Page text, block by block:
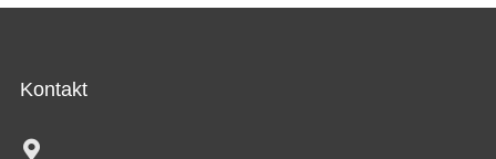
Kontakt